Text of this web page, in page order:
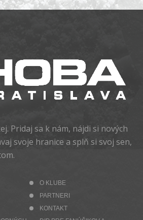
Pridaj sa k nám, nájdi si nových
svoje hranice a splň si svoj sen,
O KLUBE
PARTNERI
KONTAKT